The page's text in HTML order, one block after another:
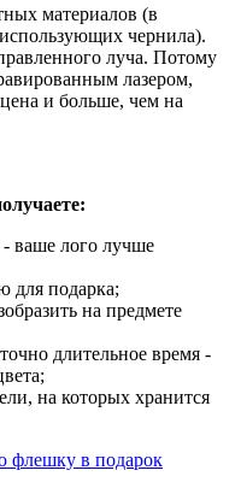
материалов (в
чернила).
луча. Потому
лазером,
и больше, чем на
- ваше лого лучше
для подарка;
на предмете
длительное время -
на которых хранится
флешку в подарок